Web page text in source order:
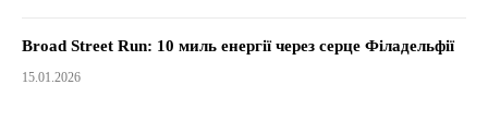
Broad Street Run: 10 миль енергії через серце Філадельфії
15.01.2026